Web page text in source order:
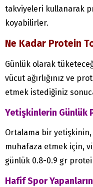
takviyeleri kullanarak
koyabilirler.
Ne Kadar Protein
Günlük olarak
vücut ağırlığınız ve
etmek istediğiniz
Yetişkinlerin Günlük
Ortalama bir yetişkinin,
muhafaza etmek için,
günlük 0.8-0.9 gr
Hafif Spor